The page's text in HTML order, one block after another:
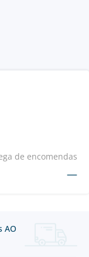
de encomendas
—
AO